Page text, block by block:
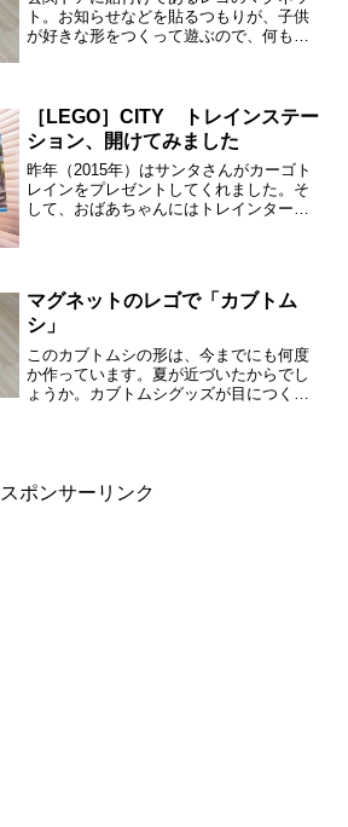
ト。お知らせなどを貼るつもりが、子供
が好きな形をつくって遊ぶので、何もは
ます。この日（2015/...
［LEGO］CITY トレインステー
ション、開けてみました
昨年（2015年）はサンタさんがカーゴト
レインをプレゼントしてくれました。そ
して、おばあちゃんにはトレインターミ
をいつも快く受けてく...
マグネットのレゴで「カブトム
シ」
このカブトムシの形は、今までにも何度
か作っています。夏が近づいたからでし
ょうか。カブトムシグッズが目につくよ
スポンサーリンク